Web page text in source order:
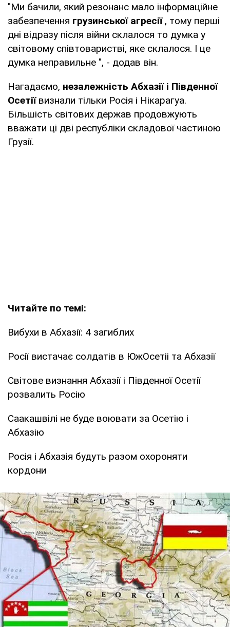
"Ми бачили, який резонанс мало інформаційне
забезпечення грузинської агресії, тому перші
дні відразу після війни склалося то думка у
світовому співтоваристві, яке склалося. І це
думка неправильне ", - додав він.
Нагадаємо, незалежність Абхазії і Південної
Осетіївизнали тільки Росія і Нікарагуа.
Більшість світових держав продовжують
вважати ці дві республіки складової частиною
Грузії.
Читайте по темі:
Вибухи в Абхазії: 4 загиблих
Росії вистачає солдатів в ЮжОсетіі та Абхазії
Світове визнання Абхазії і Південної Осетії
розвалить Росію
Саакашвілі не буде воювати за Осетію і
Абхазію
Росія і Абхазія будуть разом охороняти
кордони